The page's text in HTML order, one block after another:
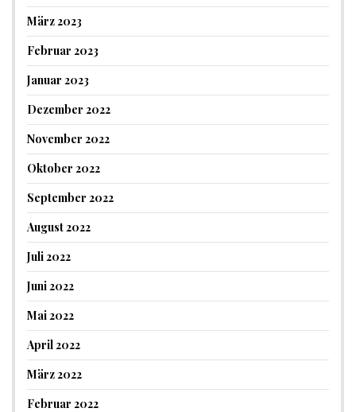
März 2023
Februar 2023
Januar 2023
Dezember 2022
November 2022
Oktober 2022
September 2022
August 2022
Juli 2022
Juni 2022
Mai 2022
April 2022
März 2022
Februar 2022